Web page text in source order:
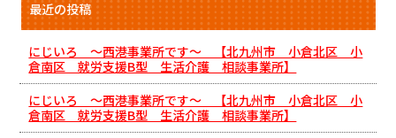
最近の投稿
にじいろ ～西港事業所です～ 【北九州市 小倉北区 小
倉南区 就労支援B型 生活介護 相談事業所】
にじいろ ～西港事業所です～ 【北九州市 小倉北区 小
倉南区 就労支援B型 生活介護 相談事業所】